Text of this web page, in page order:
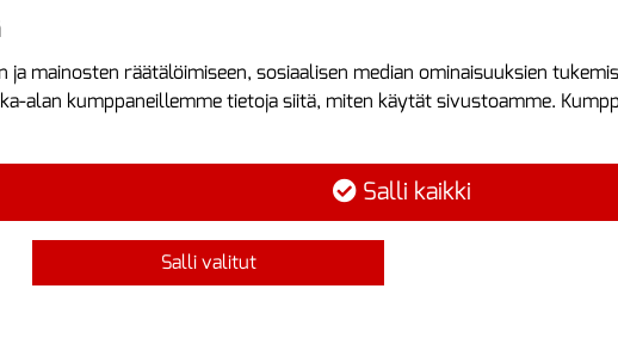
ja maksaminen
myynti
Asiakastilini
Asiakastili
Luo tili
mainosten räätälöimiseen, sosiaalisen median ominaisuuksien
alan kumppaneillemme tietoja siitä, miten käytät sivustoamme.
Salli kaikki
Salli valitut